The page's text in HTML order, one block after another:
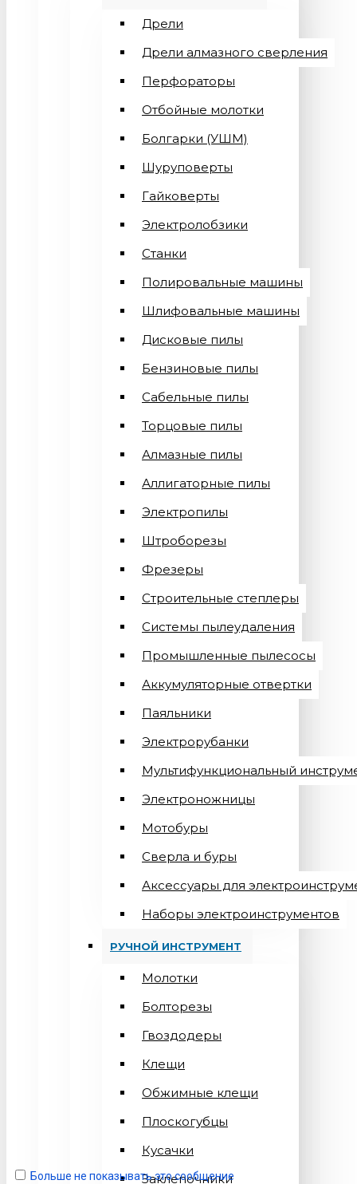
Дрели
Дрели алмазного сверления
Перфораторы
Отбойные молотки
Болгарки (УШМ)
Шуруповерты
Гайковерты
Электролобзики
Станки
Полировальные машины
Шлифовальные машины
Дисковые пилы
Бензиновые пилы
Сабельные пилы
Торцовые пилы
Алмазные пилы
Аллигаторные пилы
Электропилы
Штроборезы
Фрезеры
Строительные степлеры
Системы пылеудаления
Промышленные пылесосы
Аккумуляторные отвертки
Паяльники
Электрорубанки
Мультифункциональный
Электроножницы
Мотобуры
Сверла и буры
Аксессуары для
Наборы электроинструментов
РУЧНОЙ ИНСТРУМЕНТ
Молотки
Болторезы
Гвоздодеры
Клещи
Обжимные клещи
Плоскогубцы
Кусачки
Заклепочники
Больше не показывать это сообщение